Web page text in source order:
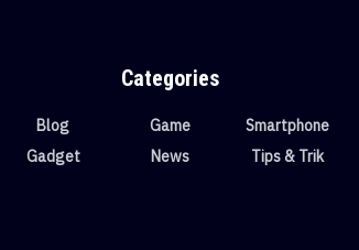
Categories
Blog
Gadget
Game
News
Smartphone
Tips & Trik